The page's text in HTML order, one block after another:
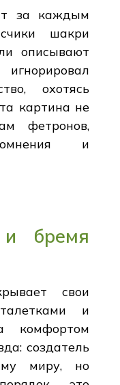
за каждым
шакри
описывают
охотясь
картина не
фетронов,
и
и бремя
свои
и
комфортом
создатель
миру, но